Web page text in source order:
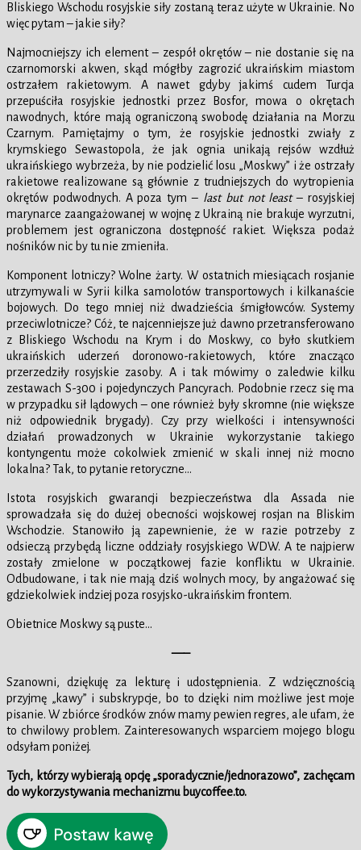
Bliskiego Wschodu rosyjskie siły zostaną teraz użyte w Ukrainie. No
więc pytam – jakie siły?
Najmocniejszy ich element – zespół okrętów – nie dostanie się na
czarnomorski akwen, skąd mógłby zagrozić ukraińskim miastom
ostrzałem rakietowym. A nawet gdyby jakimś cudem Turcja
przepuściła rosyjskie jednostki przez Bosfor, mowa o okrętach
nawodnych, które mają ograniczoną swobodę działania na Morzu
Czarnym. Pamiętajmy o tym, że rosyjskie jednostki zwiały z
krymskiego Sewastopola, że jak ognia unikają rejsów wzdłuż
ukraińskiego wybrzeża, by nie podzielić losu „Moskwy” i że ostrzały
rakietowe realizowane są głównie z trudniejszych do wytropienia
okrętów podwodnych. A poza tym – last but not least– rosyjskiej
marynarce zaangażowanej w wojnę z Ukrainą nie brakuje wyrzutni,
problemem jest ograniczona dostępność rakiet. Większa podaż
nośników nic by tu nie zmieniła.
Komponent lotniczy? Wolne żarty. W ostatnich miesiącach rosjanie
utrzymywali w Syrii kilka samolotów transportowych i kilkanaście
bojowych. Do tego mniej niż dwadzieścia śmigłowców. Systemy
przeciwlotnicze? Cóż, te najcenniejsze już dawno przetransferowano
z Bliskiego Wschodu na Krym i do Moskwy, co było skutkiem
ukraińskich uderzeń doronowo-rakietowych, które znacząco
przerzedziły rosyjskie zasoby. A i tak mówimy o zaledwie kilku
zestawach S-300 i pojedynczych Pancyrach. Podobnie rzecz się ma
w przypadku sił lądowych – one również były skromne (nie większe
niż odpowiednik brygady). Czy przy wielkości i intensywności
działań prowadzonych w Ukrainie wykorzystanie takiego
kontyngentu może cokolwiek zmienić w skali innej niż mocno
lokalna? Tak, to pytanie retoryczne…
Istota rosyjskich gwarancji bezpieczeństwa dla Assada nie
sprowadzała się do dużej obecności wojskowej rosjan na Bliskim
Wschodzie. Stanowiło ją zapewnienie, że w razie potrzeby z
odsieczą przybędą liczne oddziały rosyjskiego WDW. A te najpierw
zostały zmielone w początkowej fazie konfliktu w Ukrainie.
Odbudowane, i tak nie mają dziś wolnych mocy, by angażować się
gdziekolwiek indziej poza rosyjsko-ukraińskim frontem.
Obietnice Moskwy są puste…
—–
Szanowni, dziękuję za lekturę i udostępnienia. Z wdzięcznością
przyjmę „kawy” i subskrypcje, bo to dzięki nim możliwe jest moje
pisanie. W zbiórce środków znów mamy pewien regres, ale ufam, że
to chwilowy problem. Zainteresowanych wsparciem mojego blogu
odsyłam poniżej.
Tych, którzy wybierają opcję „sporadycznie/jednorazowo”, zachęcam
do wykorzystywania mechanizmu buycoffee.to.